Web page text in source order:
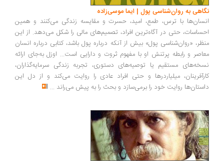
نگاهی به روان‌شناسی پول | ایما موسی‌زاده
انسان‌ها با ترس، طمع، امید، حسرت و مقایسه زندگی می‌کنند و همین
احساسات، حتی در آگاه‌ترین افراد، تصمیم‌های مالی را شکل می‌دهد. از این
منظر، «روان‌شناسی پول» بیش از آنکه درباره پول باشد، کتابی درباره انسان
معاصر و رابطه پرتنش او با مفهوم ثروت و دارایی است... اوزل به‌جای ارائه
نسخه‌های مستقیم یا توصیه‌های دستوری، تجربه زندگی سرمایه‌گذاران،
کارآفرینان، میلیاردرها و حتی افراد عادی را روایت می‌کند و از دل این
داستان‌ها روایت خود را برمی‌سازد و بحث را به پیش می‌راند ...